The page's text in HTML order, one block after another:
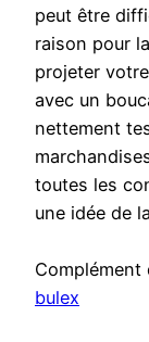
peut être
raison pour
projeter
avec un
nettement
toutes les
une idée de
Complément
bulex